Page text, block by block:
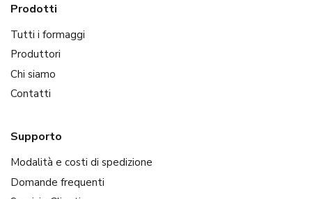
Prodotti
Tutti i formaggi
Produttori
Chi siamo
Contatti
Supporto
Modalità e costi di spedizione
Domande frequenti